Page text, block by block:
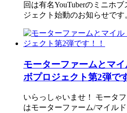
回は有名YouTuberのミニホ
ジェクト始動のお知らせで
モーターファームとマ
ボプロジェクト第2弾で
いらっしゃいませ！ モータ
はモーターファーム/マイル